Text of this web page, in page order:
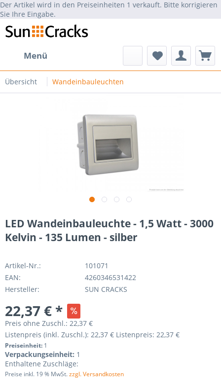
Der Artikel wird in den Preiseinheiten 1 verkauft. Bitte korrigieren
Sie Ihre Eingabe.
Menü
Übersicht Wandeinbauleuchten
LED Wandeinbauleuchte - 1,5 Watt - 3000
Kelvin - 135 Lumen - silber
Artikel-Nr.:
101071
EAN:
4260346531422
Hersteller:
SUN CRACKS
22,37 € *
Preis ohne Zuschl.: 22,37 €
Listenpreis (inkl. Zuschl.): 22,37 € Listenpreis: 22,37 €
Preiseinheit: 1
Verpackungseinheit: 1
Enthaltene Zuschläge:
Preise inkl. 19 % MwSt.zzgl. Versandkosten